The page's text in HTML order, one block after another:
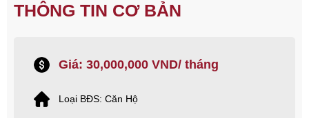
THÔNG TIN CƠ BẢN
Giá: 30,000,000 VND/ tháng
Loại BĐS: Căn Hộ